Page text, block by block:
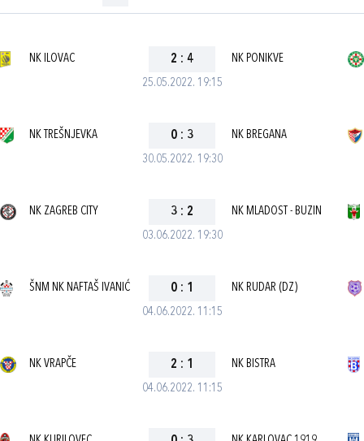
25.05.2022. 19:15
NK ILOVAC 2 : 4 NK PONIKVE
30.05.2022. 19:30
NK TREŠNJEVKA 0 : 3 NK BREGANA
03.06.2022. 19:30
NK ZAGREB CITY 3 : 2 NK MLADOST - BUZIN
04.06.2022. 11:15
ŠNM NK NAFTAŠ IVANIĆ 0 : 1 NK RUDAR (DZ)
04.06.2022. 11:15
NK VRAPČE 2 : 1 NK BISTRA